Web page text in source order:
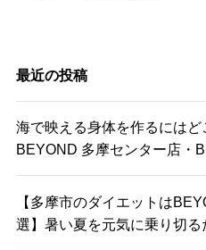
最近の投稿
海で映える身体を作るには
BEYOND 多摩センター店・
【多摩市のダイエットは
選】暑い夏を元気に乗り切る